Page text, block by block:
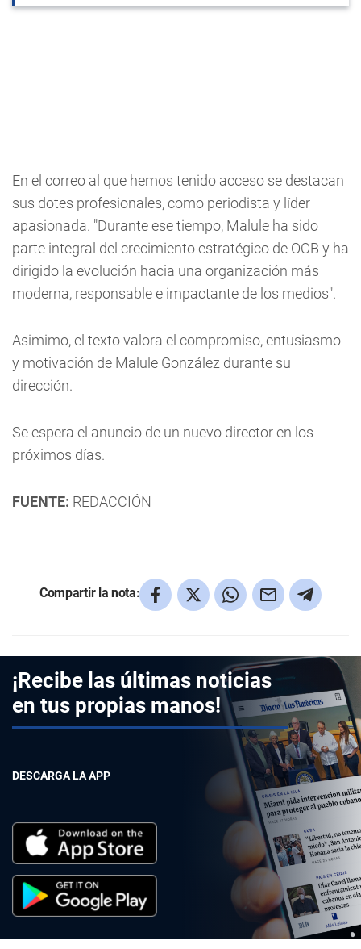
En el correo al que hemos tenido acceso se destacan
sus dotes profesionales, como periodista y líder
apasionada. "Durante ese tiempo, Malule ha sido
parte integral del crecimiento estratégico de OCB y ha
dirigido la evolución hacia una organización más
moderna, responsable e impactante de los medios".
Asimimo, el texto valora el compromiso, entusiasmo
y motivación de Malule González durante su
dirección.
Se espera el anuncio de un nuevo director en los
próximos días.
FUENTE: REDACCIÓN
Compartir la nota:
¡Recibe las últimas noticias
en tus propias manos!
DESCARGA LA APP